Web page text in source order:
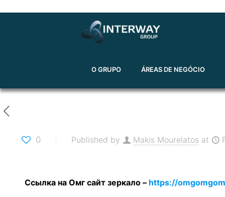
O GRUPO ÁREAS DE NEGÓCIO
0 Published by Makis Mourelatos at
Ссылка на Омг сайт зеркало – https://